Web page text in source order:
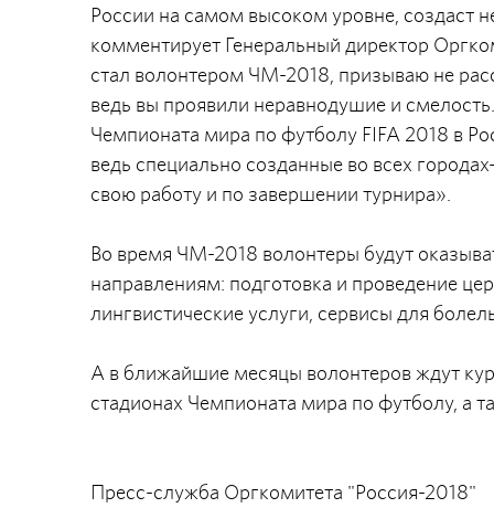
России на самом высоком уровне, создаст
комментирует Генеральный директор
стал волонтером ЧМ-2018, призываю не
ведь вы проявили неравнодушие и
Чемпионата мира по футболу FIFA 2018 в
ведь специально созданные во всех
свою работу и по завершении турнира».
Во время ЧМ-2018 волонтеры будут
направлениям: подготовка и проведение
лингвистические услуги, сервисы для
А в ближайшие месяцы волонтеров ждут
стадионах Чемпионата мира по футболу, а
Пресс-служба Оргкомитета "Россия-2018"